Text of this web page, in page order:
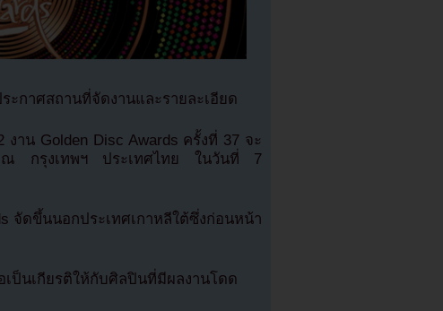
ะกาศสถานที่จัดงานและรายละเอียด
าน Golden Disc Awards ครั้งที่ 37 จะ
ณ กรุงเทพฯ ประเทศไทย ในวันที่ 7
จัดขึ้นนอกประเทศเกาหลีใต้ซึ่งก่อนหน้า
ป็นเกียรติให้กับศิลปินที่มีผลงานโดด